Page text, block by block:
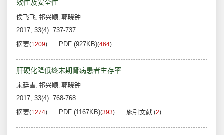
效性及安全性
侯飞飞, 祁兴顺, 郭晓钟
2017, 33(4): 737-737.
摘要(1209) PDF (927KB)(464)
肝硬化降低终末期肾病患者生存率
宋廷雪, 祁兴顺, 郭晓钟
2017, 33(4): 768-768.
摘要(1274) PDF (1167KB)(393) 施引文献 (2)